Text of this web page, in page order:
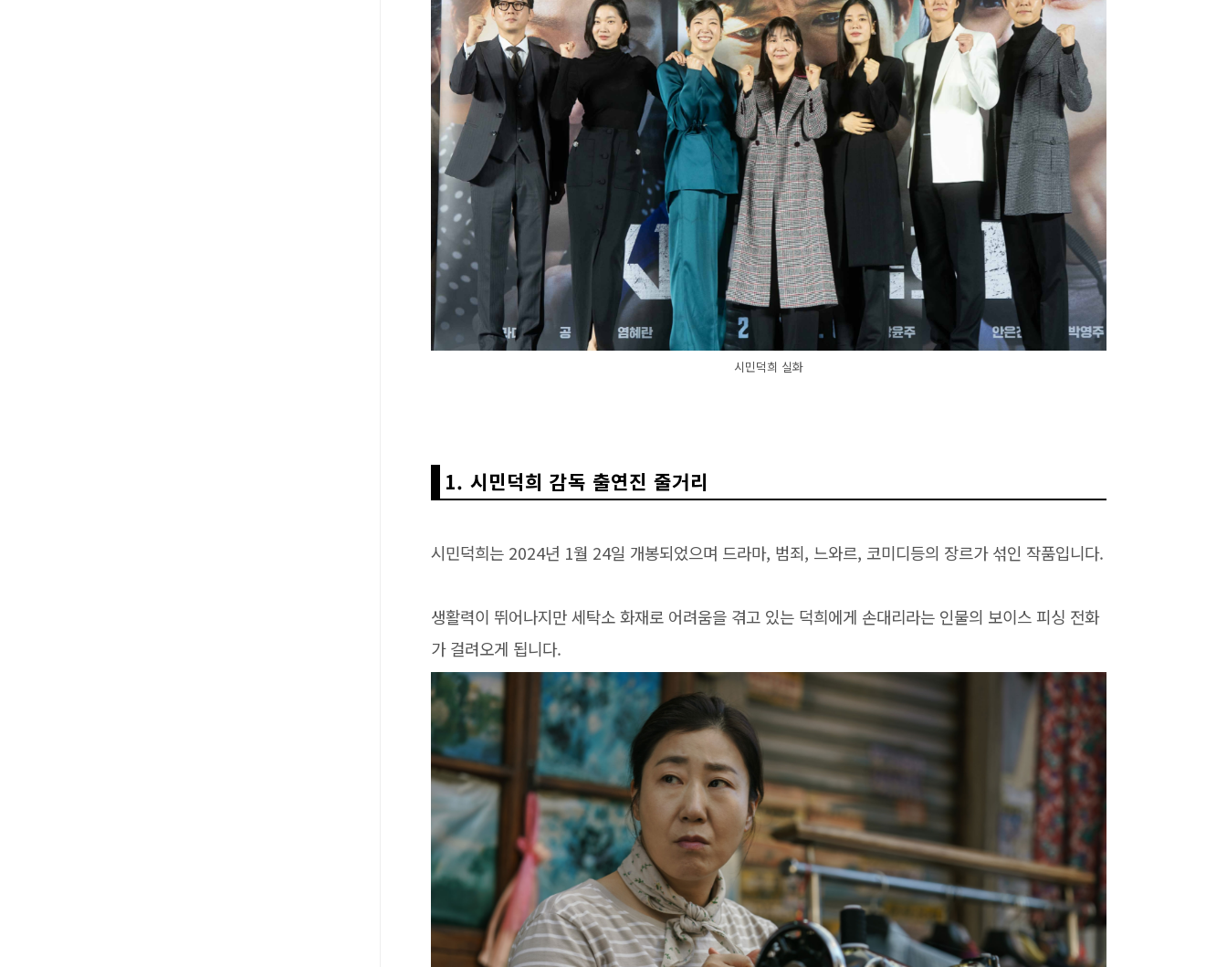
시민덕희 실화
1. 시민덕희 감독 출연진 줄거리
시민덕희는 2024년 1월 24일 개봉되었으며 드라마, 범죄, 느와르, 코미디등의 장르가 섞인 작품입니다.
생활력이 뛰어나지만 세탁소 화재로 어려움을 겪고 있는 덕희에게 손대리라는 인물의 보이스 피싱 전화
가 걸려오게 됩니다.